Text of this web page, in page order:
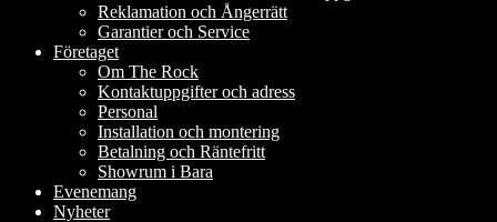
Reklamation och Ångerrätt
Garantier och Service
Företaget
Om The Rock
Kontaktuppgifter och adress
Personal
Installation och montering
Betalning och Räntefritt
Showrum i Bara
Evenemang
Nyheter